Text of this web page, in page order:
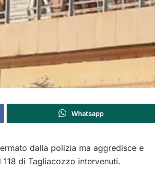
Whatsapp
dalla polizia ma aggredisce e
di Tagliacozzo intervenuti.